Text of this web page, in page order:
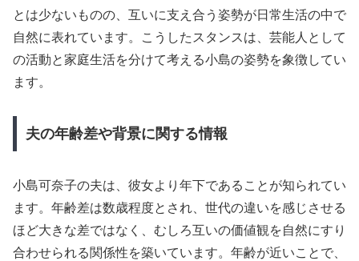
とは少ないものの、互いに支え合う姿勢が日常生活の中で
自然に表れています。こうしたスタンスは、芸能人として
の活動と家庭生活を分けて考える小島の姿勢を象徴してい
ます。
夫の年齢差や背景に関する情報
小島可奈子の夫は、彼女より年下であることが知られてい
ます。年齢差は数歳程度とされ、世代の違いを感じさせる
ほど大きな差ではなく、むしろ互いの価値観を自然にすり
合わせられる関係性を築いています。年齢が近いことで、